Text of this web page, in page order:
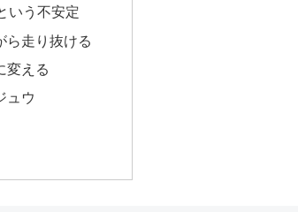
いう不安定
ら走り抜ける
える
ュウ